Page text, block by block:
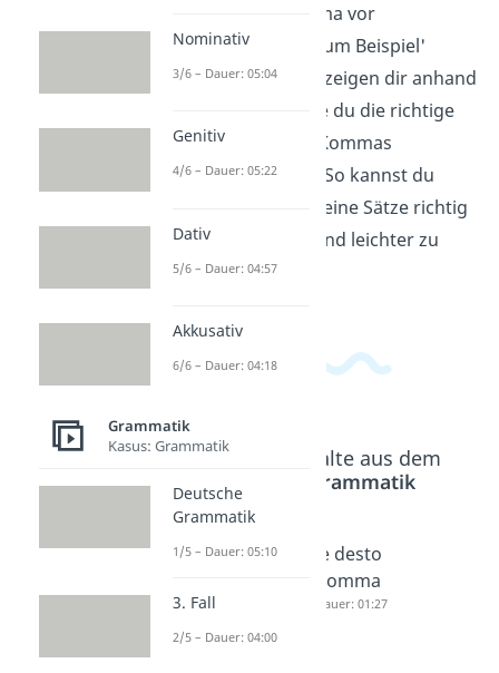
wann du ein Komma vor
Ausdrücken wie 'zum Beispiel'
setzen musst. Wir zeigen dir anhand
von Beispielen, wie du die richtige
Verwendung des Kommas
trainieren kannst. So kannst du
sicher sein, dass deine Sätze richtig
strukturiert sind und leichter zu
verstehen.
Beliebte Inhalte aus dem
Grammatik
"wie
hen"
Komma
"Mit
Grüßen
Je desto
Komma
Dauer: 01:27
Nominativ
3/6 – Dauer: 05:04
Genitiv
4/6 – Dauer: 05:22
Dativ
5/6 – Dauer: 04:57
Akkusativ
6/6 – Dauer: 04:18
Grammatik
Kasus: Grammatik
Deutsche
Grammatik
1/5 – Dauer: 05:10
3. Fall
2/5 – Dauer: 04:00